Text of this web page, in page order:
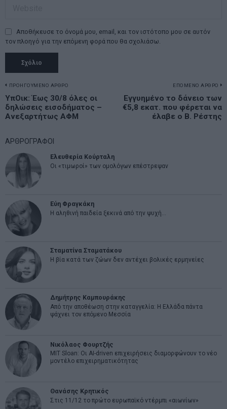
Αποθήκευσε το όνομά μου, email, και τον ιστότοπο μου σε αυτόν
τον πλοηγό για την επόμενη φορά που θα σχολιάσω.
Πλοήγηση
άρθρων
ΠΡΟΗΓΟΥΜΕΝΟ ΑΡΘΡΟ
Previous
post:
ΥπΟικ: Έως 30/8 όλες οι
δηλώσεις εισοδήματος –
Ανεξαρτήτως ΑΦΜ
ΕΠΟΜΕΝΟ ΑΡΘΡΟ
Εγγυημένο το δάνειο των
€5,8 εκατ. που φέρεται να
έλαβε ο Β. Ρέστης
ΑΡΘΡΟΓΡΑΦΟΙ
Ελευθερία Κούρταλη
Οι «τιμωροί» των ομολόγων επέστρεψαν
Εύη Φραγκάκη
Η αληθινή παιδεία ξεκινά από την ψυχή…
Σταματίνα Σταματάκου
Η βία κατά των ζώων δεν αντέχει βολικές ερμηνείες
Δημήτρης Καμπουράκης
Από την αποθέωση στην καταγγελία: Η Ελλάδα πάντα
ψάχνει τον επόμενο Μεσσία
Νικόλαος Φουρτζής
MIT Sloan: Οι AI-driven επιχειρήσεις διαμορφώνουν το νέο
μοντέλο επιχειρηματικότητας
Θανάσης Κρητικός
Στις 11/12 το πρώτο ευρωπαϊκό ντέρμπι «αιωνίων»